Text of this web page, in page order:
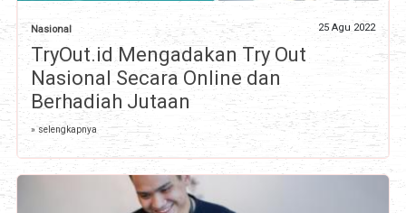
Nasional 25 Agu 2022
TryOut.id Mengadakan Try Out
Nasional Secara Online dan
Berhadiah Jutaan
» selengkapnya